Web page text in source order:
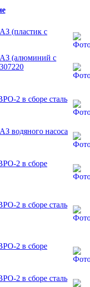
(пластик с
(алюминий с
2 в сборе сталь
водяного насоса
2 в сборе
2 в сборе сталь
2 в сборе
2 в сборе сталь